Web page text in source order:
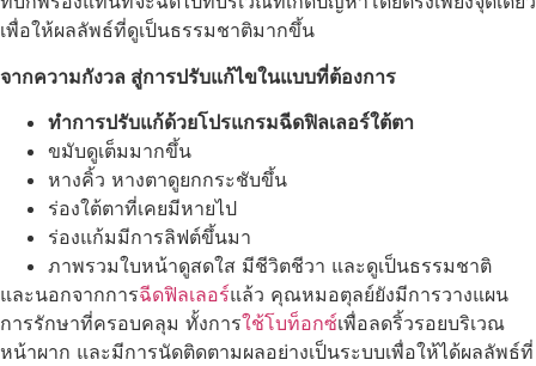
เพื่อให้ผลลัพธ์ที่ดูเป็นธรรมชาติมากขึ้น
จากความกังวล สู่การปรับแก้ไขในแบบที่ต้องการ
ทำการปรับแก้ด้วยโปรแกรมฉีดฟิลเลอร์ใต้ตา
ขมับดูเต็มมากขึ้น
หางคิ้ว หางตาดูยกกระชับขึ้น
ร่องใต้ตาที่เคยมีหายไป
ร่องแก้มมีการลิฟต์ขึ้นมา
ภาพรวมใบหน้าดูสดใส มีชีวิตชีวา และดูเป็นธรรมชาติ
และนอกจากการฉีดฟิลเลอร์แล้ว คุณหมอตุลย์ยังมีการวางแผน
การรักษาที่ครอบคลุม ทั้งการใช้โบท็อกซ์เพื่อลดริ้วรอยบริเวณ
หน้าผาก และมีการนัดติดตามผลอย่างเป็นระบบเพื่อให้ได้ผลลัพธ์ที่